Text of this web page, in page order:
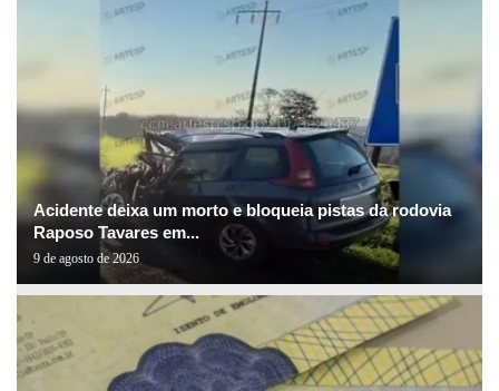
Acidente deixa um morto e bloqueia pistas da rodovia
Raposo Tavares em...
9 de agosto de 2026